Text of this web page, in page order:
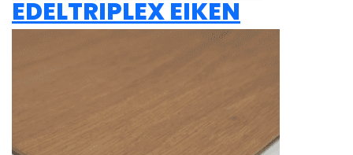
EDELTRIPLEX EIKEN